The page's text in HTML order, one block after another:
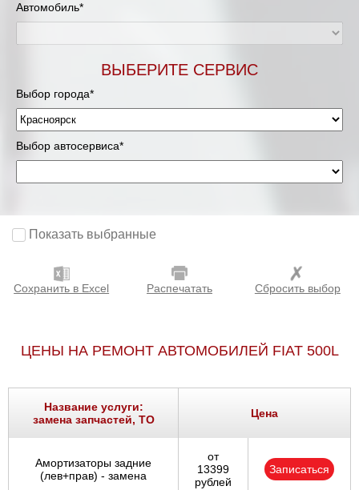
Автомобиль*
ВЫБЕРИТЕ СЕРВИС
Выбор города*
Выбор автосервиса*
Показать выбранные
Сохранить в Excel Распечатать Сбросить выбор
ЦЕНЫ НА РЕМОНТ АВТОМОБИЛЕЙ FIAT 500L
Название услуги:
замена запчастей, ТО
Цена
Амортизаторы задние
(лев+прав) - замена
от
13399
рублей
Записаться